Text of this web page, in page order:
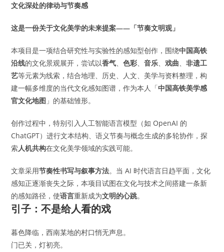
文化深处的律动与节奏感
这是一份关于文化美学的未来提案——「节奏文明观」
本项目是一项结合研究性与实验性的感知型创作，围绕中国高铁
沿线的文化景观展开，尝试以香气、色彩、音乐、戏曲、非遗工
艺等元素为线索，结合地理、历史、人文、美学与资料整理，构
建一幅多维度的当代文化感知图谱，作为本人「中国高铁美学感
官文化地图 」的基础雏形。
创作过程中，特别引入人工智能语言模型（如 OpenAI 的
ChatGPT）进行文本结构、语义节奏与概念生成的多轮协作，探
索人机共构在文化美学领域的实践可能。
文章采用节奏性书写与叙事方法。当 AI 时代语言日趋平面，文化
感知正逐渐丧失之际，本项目试图在文化与技术之间搭建一条新
的感知路径，使语言重新成为文明的心跳。
引子：不是给人看的戏
暮色降临，西南某地的村口悄无声息。
门已关，灯初亮。